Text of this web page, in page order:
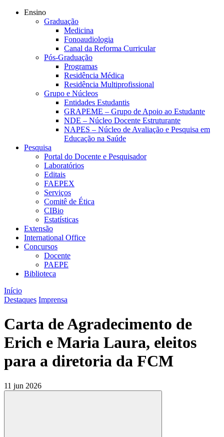
Ensino
Graduação
Medicina
Fonoaudiologia
Canal da Reforma Curricular
Pós-Graduação
Programas
Residência Médica
Residência Multiprofissional
Grupo e Núcleos
Entidades Estudantis
GRAPEME – Grupo de Apoio ao Estudante
NDE – Núcleo Docente Estruturante
NAPES – Núcleo de Avaliação e Pesquisa em
Educação na Saúde
Pesquisa
Portal do Docente e Pesquisador
Laboratórios
Editais
FAEPEX
Serviços
Comitê de Ética
CIBio
Estatísticas
Extensão
International Office
Concursos
Docente
PAEPE
Biblioteca
Início
Destaques Imprensa
Carta de Agradecimento de
Erich e Maria Laura, eleitos
para a diretoria da FCM
11 jun 2026